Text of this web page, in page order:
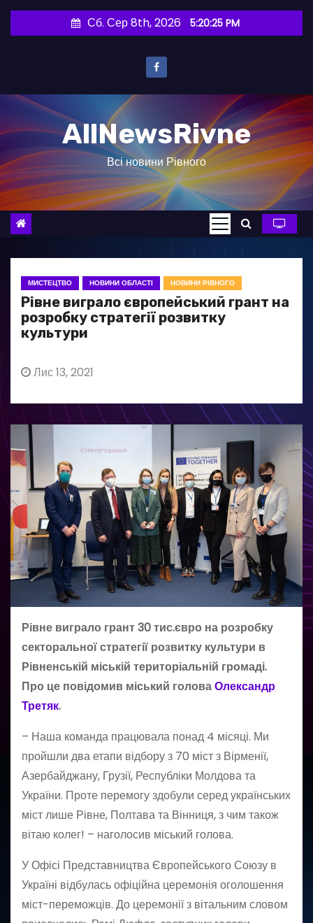
и
о
в
Сб. Сер 8th, 2026 5:20:26 PM
AllNewsRivne
Всі новини Рівного
МИСТЕЦТВО НОВИНИ ОБЛАСТІ НОВИНИ РІВНОГО
Рівне виграло європейський грант на
розробку стратегії розвитку
культури
Лис 13, 2021
Рівне виграло грант 30 тис.євро на розробку
секторальної стратегії розвитку культури в
Рівненській міській територіальній громаді.
Про це повідомив міський головаОлександр
Третяк.
– Наша команда працювала понад 4 місяці. Ми
пройшли два етапи відбору з 70 міст з Вірменії,
Азербайджану, Грузії, Республіки Молдова та
України. Проте перемогу здобули серед українських
міст лише Рівне, Полтава та Вінниця, з чим також
вітаю колег! – наголосив міський голова.
У Офісі Представництва Європейського Союзу в
Україні відбулась офіційна церемонія оголошення
міст-переможців. До церемонії з вітальним словом